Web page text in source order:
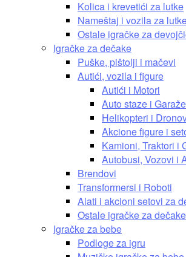
Kolica i krevetići za lutke
Nameštaj i vozila za
Ostale igračke za
Igračke za dečake
Puške, pištolji i mačevi
Autići, vozila i figure
Autići i Motori
Auto staze i Garaže
Helikopteri i
Akcione figure i
Kamioni, Traktori i
Autobusi, Vozovi i
Brendovi
Transformersi i Roboti
Alati i akcioni setovi za
Ostale igračke za dečake
Igračke za bebe
Podloge za igru